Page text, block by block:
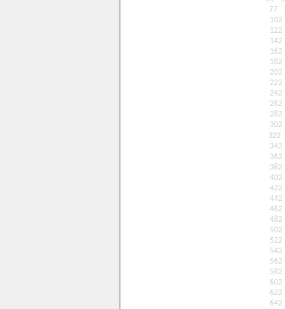
77
102
122
142
162
182
202
222
242
262
282
302
322
342
362
382
402
422
442
462
482
502
522
542
562
582
602
622
642